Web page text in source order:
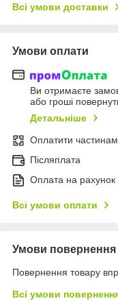
Всі умови доставки
Умови оплати
Ви отримаєте
або гроші
Детальніше
Оплатити
Післяплата
Оплата на рахунок
Всі умови оплати
Умови повернення
Повернення товару
Всі умови